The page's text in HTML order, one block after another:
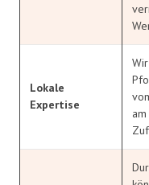
Lokale
Expertise